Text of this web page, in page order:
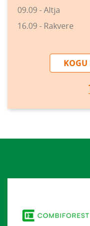
09.09 - Altja
16.09 - Rakvere
KOGU